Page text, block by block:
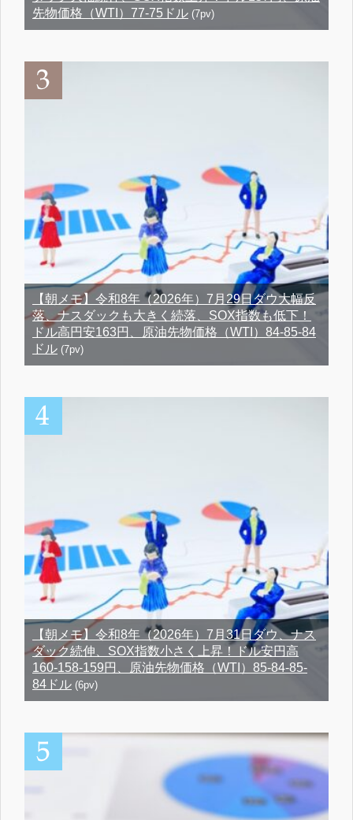
先物価格（WTI）77-75ドル (7pv)
【朝メモ】令和8年（2026年）7月29日ダウ大幅反
落、ナスダックも大きく続落、SOX指数も低下！
ドル高円安163円、原油先物価格（WTI）84-85-84
ドル (7pv)
【朝メモ】令和8年（2026年）7月31日ダウ、ナス
ダック続伸、SOX指数小さく上昇！ドル安円高
160-158-159円、原油先物価格（WTI）85-84-85-
84ドル (6pv)